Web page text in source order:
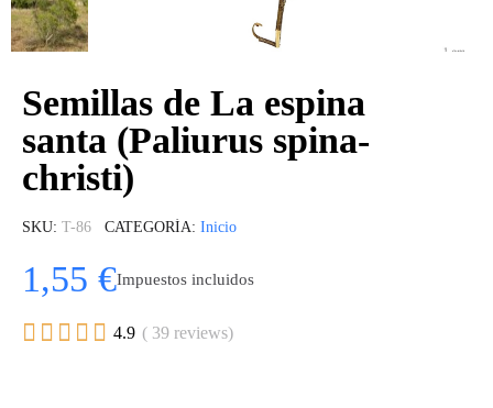
Semillas de La espina
santa (Paliurus spina-
christi)
SKU T-86 CATEGORÍA Inicio
1,55 €Impuestos incluidos
     4.9 ( 39 reviews)